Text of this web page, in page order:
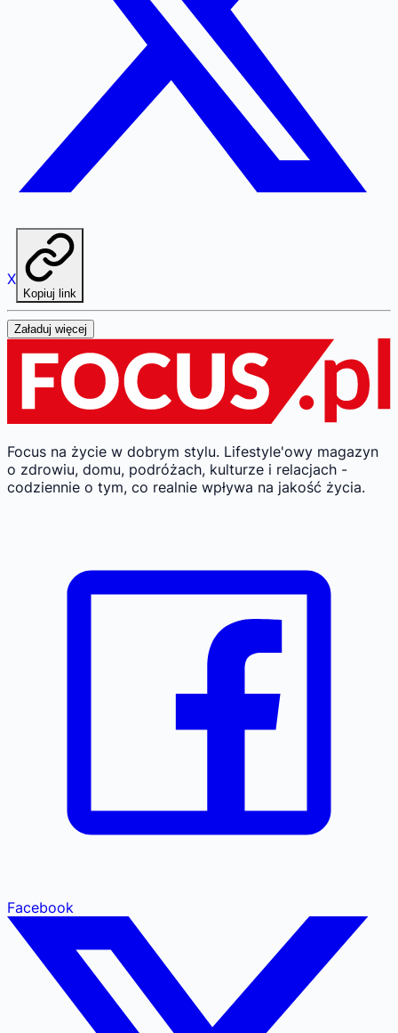
X
Kopiuj link
Załaduj więcej
Focus na życie w dobrym stylu. Lifestyle'owy magazyn
o zdrowiu, domu, podróżach, kulturze i relacjach -
codziennie o tym, co realnie wpływa na jakość życia.
Facebook